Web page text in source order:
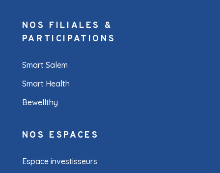
NOS FILIALES &
PARTICIPATIONS
Smart Salem
Smart Health
Bewellthy
NOS ESPACES
Espace investisseurs